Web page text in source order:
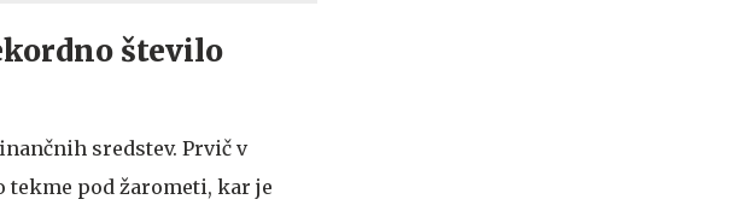
število
sredstev. Prvič v
tekme pod žarometi, kar je